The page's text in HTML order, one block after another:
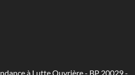
à Lutte Ouvrière - BP 20029 -